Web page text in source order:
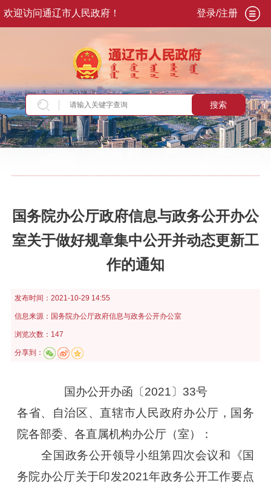
欢迎访问通辽市人民政府！ 登录/注册
搜索
当前位置：首页>政务公开>政府信息公开>政
国务院办公厅政府信息与政务公开办公
室关于做好规章集中公开并动态更新工
作的通知
发布时间： 2021-10-29 14:55
信息来源： 国务院办公厅政府信息与政务公开办公室
浏览次数：147
分享到：
国办公开办函〔2021〕33号
各省、自治区、直辖市人民政府办公厅，国务
院各部委、各直属机构办公厅（室）：
全国政务公开领导小组第四次会议和《国
务院办公厅关于印发2021年政务公开工作要点